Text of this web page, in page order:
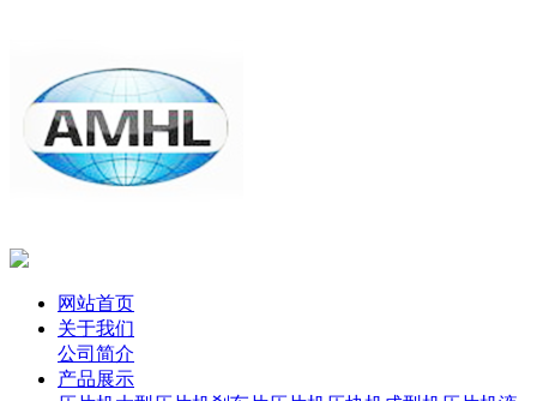
网站首页
关于我们
公司简介
产品展示